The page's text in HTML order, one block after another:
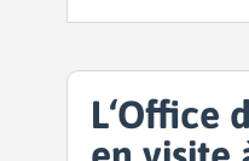
L‘Office